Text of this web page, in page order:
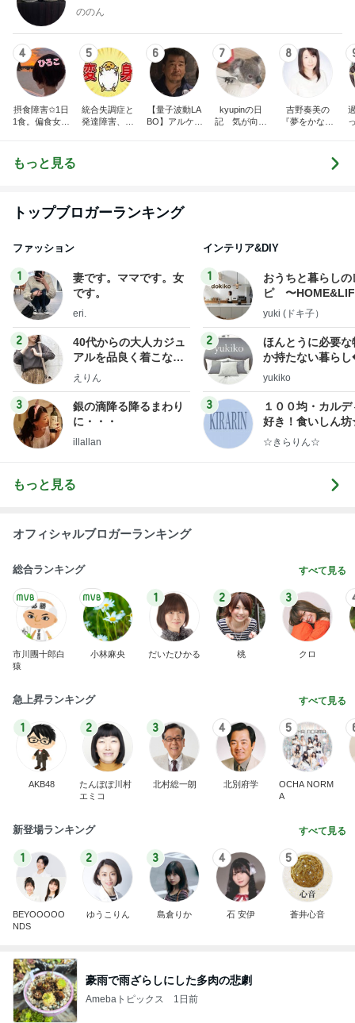
ののん
4
摂食障害✩1日
1食。偏食女。
身体は、ケー
キで出来てい
5
統合失調症と
発達障害、ゆ
6
【量子波動LA
BO】アルケミ
7
kyupinの日
記 気が向け
8
吉野奏美の
『夢をかなえ
もっと見る
トップブロガーランキング
ファッション
1
妻です。ママです。女
です。
eri.
2
40代からの大人カジュ
アルを品良く着こなす
ファッションブログ
えりん
3
銀の滴降る降るまわり
に・・・
illallan
インテリア&DIY
1
おうちと暮らしの
ピ 〜
yuki (ドキ子）
2
ほんとうに必要な
か持たない暮ら
ep Life Simple◆
yukiko
3
１００均・カルデ
好き！食いしん
らりん☆のブログ
☆きらりん☆
もっと見る
オフィシャルブロガーランキング
総合ランキング すべて見る
市川團十郎白
猿
小林麻央
1
だいたひかる
2
桃
3
クロ
急上昇ランキング すべて見る
1
AKB48
2
たんぽぽ川村
エミコ
3
北村総一朗
4
北別府学
5
OCHA NORM
A
新登場ランキング すべて見る
1
BEYOOOOO
NDS
2
ゆうこりん
3
島倉りか
4
石 安伊
5
蒼井心音
豪雨で雨ざらしにした多肉の悲劇
Amebaトピックス 1日前